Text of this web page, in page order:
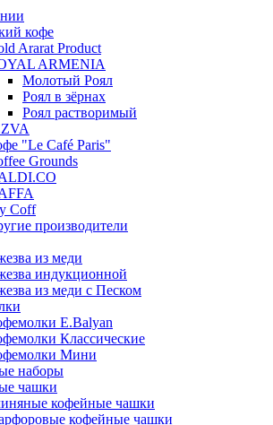
кофе
Ararat Product
ARMENIA
Молотый Роял
Роял в зёрнах
Роял растворимый
"Le Café Paris"
Grounds
Coff
производители
из меди
индукционной
из меди с Песком
E.Balyan
Классические
Мини
наборы
чашки
кофейные чашки
кофейные чашки